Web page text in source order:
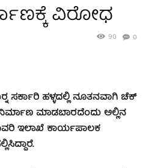
ವಿರೋಧ
0
90
ಸರ್ಕಾರಿ ಹಳ್ಳದಲ್ಲಿ ನೂತನವಾಗಿ ಚೆಕ್
ನಿರ್ಮಾಣ ಮಾಡಬಾರದೆಂದು ಅಲ್ಲಿನ
ಇಲಾಖೆ ಕಾರ್ಯಪಾಲಕ